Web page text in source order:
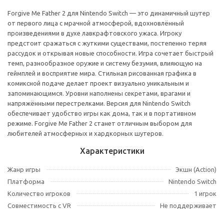
Forgive Me Father 2 для Nintendo Switch — это динамичный шутер
от первого лица с мрачной атмосферой, вдохновлённый
произведениями в духе лавкрафтовского ужаса. Игроку
предстоит сражаться с жуткими существами, постепенно теряя
рассудок и открывая новые способности. Игра сочетает быстрый
темп, разнообразное оружие и систему безумия, влияющую на
геймплей и восприятие мира. Стильная рисованная графика в
комиксной подаче делает проект визуально уникальным и
запоминающимся. Уровни наполнены секретами, врагами и
напряжёнными перестрелками. Версия для Nintendo Switch
обеспечивает удобство игры как дома, так и в портативном
режиме. Forgive Me Father 2 станет отличным выбором для
любителей атмосферных и хардкорных шутеров.
Характеристики
Жанр игры
Экшн (Action)
Платформа
Nintendo Switch
Количество игроков
1 игрок
Совместимость с VR
Не поддерживает